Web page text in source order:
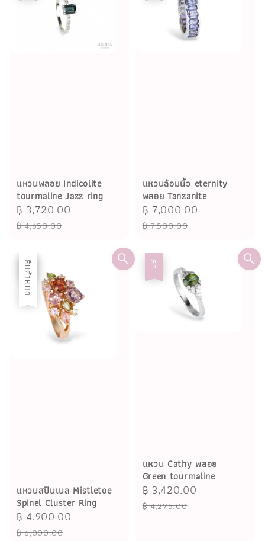
แหวนพลอย Indicolite
tourmaline Jazz ring
Sale
price
฿ 3,720.00
฿ 4,650.00
แหวนล้อมนิ้ว eternity
พลอย Tanzanite
Sale
price
฿ 7,000.00
฿ 7,500.00
ลด
สินค้าหมด
แหวนสปินเนล Mistletoe
Spinel Cluster Ring
Sale
price
฿ 4,900.00
฿ 6,000.00
ลด
แหวน Cathy พลอย
Green tourmaline
Sale
price
฿ 3,420.00
฿ 4,275.00